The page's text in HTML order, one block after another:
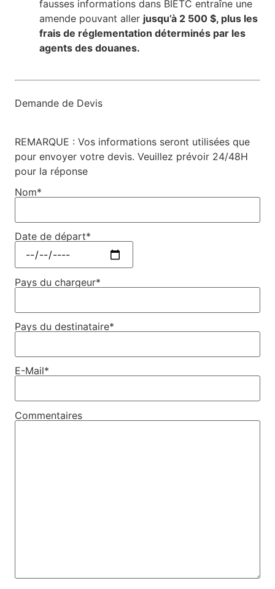
fausses informations dans BIETC entraîne une
amende pouvant aller jusqu’à 2 500 $, plus les
frais de réglementation déterminés par les
agents des douanes.
Demande de Devis
REMARQUE : Vos informations seront utilisées que
pour envoyer votre devis. Veuillez prévoir 24/48H
pour la réponse
Nom*
Date de départ*
Pays du chargeur*
Pays du destinataire*
E-Mail*
Commentaires